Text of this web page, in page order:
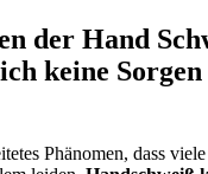
der Hand
keine ⁢Sorgen
‍Phänomen,‌ dass